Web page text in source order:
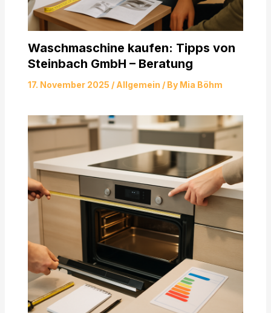
Waschmaschine kaufen: Tipps von
Steinbach GmbH – Beratung
17. November 2025 / Allgemein / By Mia Böhm